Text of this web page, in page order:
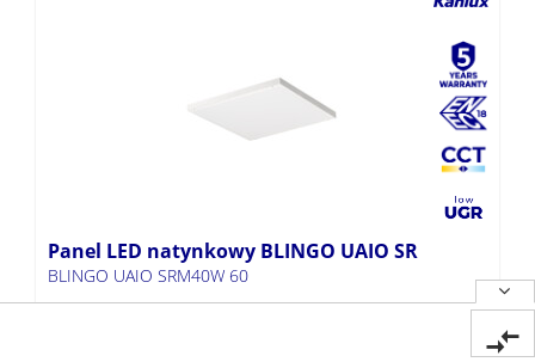
Panel LED natynkowy BLINGO UAIO SR
BLINGO UAIO SRM40W 60